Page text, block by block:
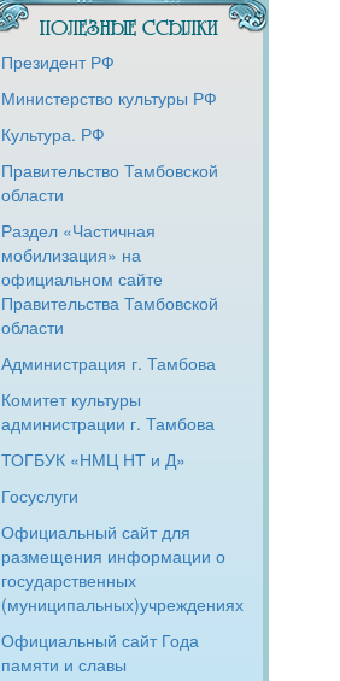
ПОЛЕЗНЫЕ ССЫЛКИ
Президент РФ
Министерство культуры РФ
Культура. РФ
Правительство Тамбовской
области
Раздел «Частичная
мобилизация» на
официальном сайте
Правительства Тамбовской
области
Администрация г. Тамбова
Комитет культуры
администрации г. Тамбова
ТОГБУК «НМЦ НТ и Д»
Госуслуги
Официальный сайт для
размещения информации о
государственных
(муниципальных)учреждениях
Официальный сайт Года
памяти и славы